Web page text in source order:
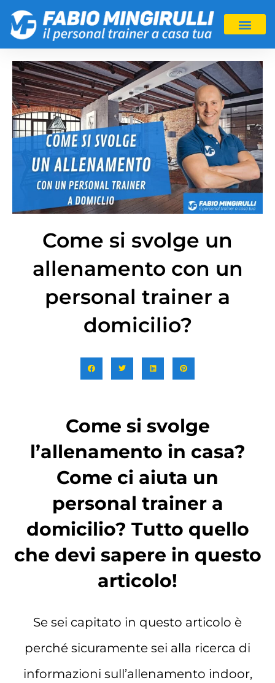
Come si svolge un
allenamento con un
personal trainer a
domicilio?
Come si svolge
l’allenamento in casa?
Come ci aiuta un
personal trainer a
domicilio? Tutto quello
che devi sapere in questo
articolo!
Se sei capitato in questo articolo è
perché sicuramente sei alla ricerca di
informazioni sull’allenamento indoor,